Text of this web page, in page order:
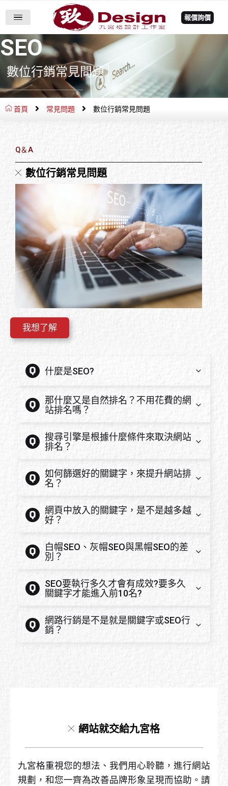
報價詢價
SEO
數位行銷常見問題
首頁 常見問題 數位行銷常見問題
Q＆A
數位行銷常見問題
我想了解
什麼是SEO?
那什麼又是自然排名？不用花費的網
站排名嗎？
搜尋引擎是根據什麼條件來取決網站
排名？
如何篩選好的關鍵字，來提升網站排
名？
網頁中放入的關鍵字，是不是越多越
好？
白帽SEO、灰帽SEO與黑帽SEO的差
別？
SEO要執行多久才會有成效?要多久
關鍵字才能進入前10名?
網路行銷是不是就是關鍵字或SEO行
銷？
網站就交給九宮格
九宮格重視您的想法、我們用心聆聽，進行網站
規劃，和您一齊為改善品牌形象呈現而協助。請